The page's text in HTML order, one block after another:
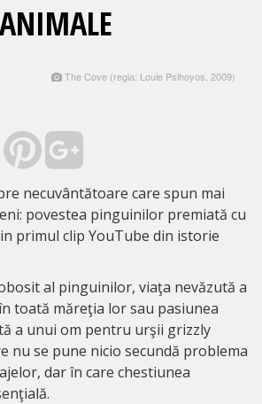
The Cove (regia: Louie Psihoyos, 2009)
necuvântătoare care spun mai
povestea pinguinilor premiată cu
primul clip YouTube din istorie
al pinguinilor, viaţa nevăzută a
toată măreţia lor sau pasiunea
a unui om pentru urşii grizzly
nu se pune nicio secundă problema
dar în care chestiunea